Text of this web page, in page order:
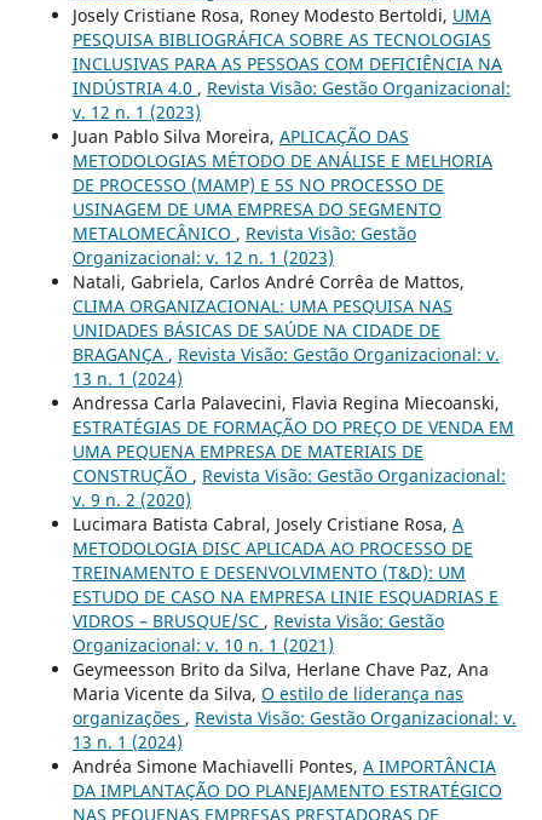
Josely Cristiane Rosa, Roney Modesto Bertoldi, UMA
PESQUISA BIBLIOGRÁFICA SOBRE AS TECNOLOGIAS
INCLUSIVAS PARA AS PESSOAS COM DEFICIÊNCIA NA
INDÚSTRIA 4.0 , Revista Visão: Gestão Organizacional:
v. 12 n. 1 (2023)
Juan Pablo Silva Moreira, APLICAÇÃO DAS
METODOLOGIAS MÉTODO DE ANÁLISE E MELHORIA
DE PROCESSO (MAMP) E 5S NO PROCESSO DE
USINAGEM DE UMA EMPRESA DO SEGMENTO
METALOMECÂNICO , Revista Visão: Gestão
Organizacional: v. 12 n. 1 (2023)
Natali, Gabriela, Carlos André Corrêa de Mattos,
CLIMA ORGANIZACIONAL: UMA PESQUISA NAS
UNIDADES BÁSICAS DE SAÚDE NA CIDADE DE
BRAGANÇA , Revista Visão: Gestão Organizacional: v.
13 n. 1 (2024)
Andressa Carla Palavecini, Flavia Regina Miecoanski,
ESTRATÉGIAS DE FORMAÇÃO DO PREÇO DE VENDA EM
UMA PEQUENA EMPRESA DE MATERIAIS DE
CONSTRUÇÃO , Revista Visão: Gestão Organizacional:
v. 9 n. 2 (2020)
Lucimara Batista Cabral, Josely Cristiane Rosa, A
METODOLOGIA DISC APLICADA AO PROCESSO DE
TREINAMENTO E DESENVOLVIMENTO (T&D): UM
ESTUDO DE CASO NA EMPRESA LINIE ESQUADRIAS E
VIDROS – BRUSQUE/SC , Revista Visão: Gestão
Organizacional: v. 10 n. 1 (2021)
Geymeesson Brito da Silva, Herlane Chave Paz, Ana
Maria Vicente da Silva, O estilo de liderança nas
organizações , Revista Visão: Gestão Organizacional: v.
13 n. 1 (2024)
Andréa Simone Machiavelli Pontes, A IMPORTÂNCIA
DA IMPLANTAÇÃO DO PLANEJAMENTO ESTRATÉGICO
NAS PEQUENAS EMPRESAS PRESTADORAS DE